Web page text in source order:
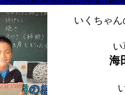
いくちゃ
い
海